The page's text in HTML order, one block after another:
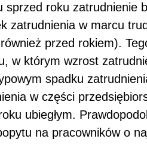
sprzed roku zatrudnienie
zatrudnienia w marcu
również przed rokiem).
w którym wzrost
spadku
w części
ubiegłym.
na pracowników o